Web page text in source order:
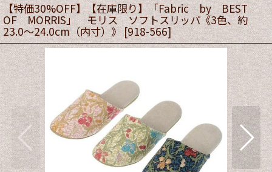
【特価30%OFF】【在庫限り】「Fabric by BEST
OF MORRIS」 モリス ソフトスリッパ《3色、約
23.0〜24.0cm（内寸）》[918-566]